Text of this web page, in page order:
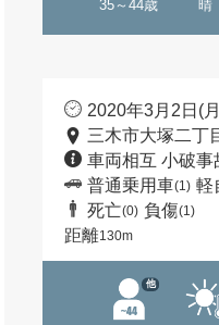
35～44歳 晴
2020年3月2日(
三木市大塚二丁
車両相互 小破事
普通乗用車(1) 軽
死亡(0) 負傷(1)
距離130m
他